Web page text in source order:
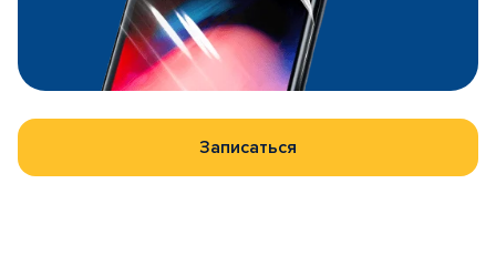
Записаться